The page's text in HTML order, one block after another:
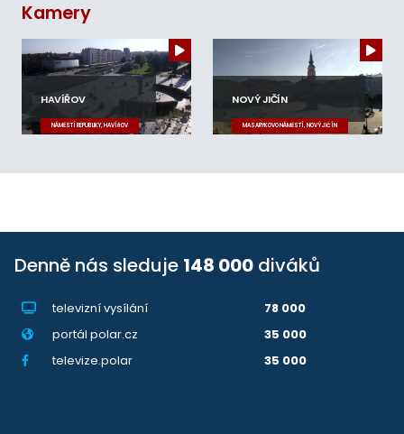
Kamery
HAVÍŘOV
NÁMĚSTÍ REPUBLIKY, HAVÍŘOV
NOVÝ JIČÍN
MASARYKOVO NÁMĚSTÍ, NOVÝ JIČÍN
Denně nás sleduje 148 000 diváků
televizní vysílání
78 000
portál polar.cz
35 000
televize.polar
35 000